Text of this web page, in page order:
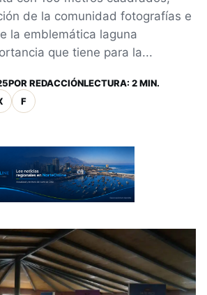
de la comunidad fotografías e
la emblemática laguna
que tiene para la...
POR REDACCIÓNLECTURA: 2 MIN.
F